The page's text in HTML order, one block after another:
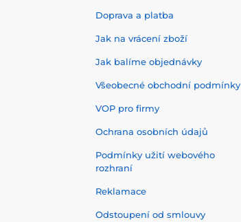
Doprava a platba
Jak na vrácení zboží
Jak balíme objednávky
Všeobecné obchodní podmínky
VOP pro firmy
Ochrana osobních údajů
Podmínky užití webového
rozhraní
Reklamace
Odstoupení od smlouvy